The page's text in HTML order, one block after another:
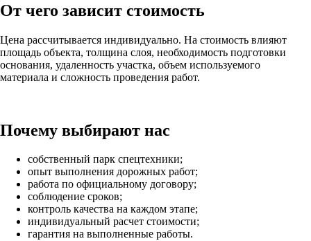
От чего зависит стоимость
Цена рассчитывается индивидуально. На стоимость влияют
площадь объекта, толщина слоя, необходимость подготовки
основания, удаленность участка, объем используемого
материала и сложность проведения работ.
Почему выбирают нас
собственный парк спецтехники;
опыт выполнения дорожных работ;
работа по официальному договору;
соблюдение сроков;
контроль качества на каждом этапе;
индивидуальный расчет стоимости;
гарантия на выполненные работы.